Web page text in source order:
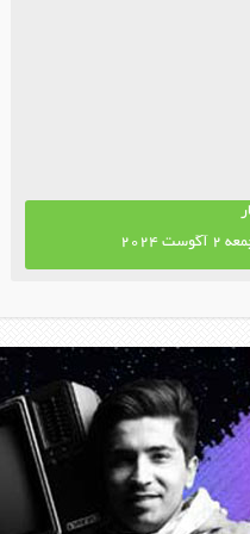
2 آگوست 2024